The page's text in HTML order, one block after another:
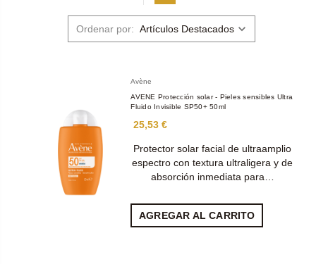
Ordenar por:
Avène
AVENE Protección solar - Pieles sensibles Ultra
Fluido Invisible SP50+ 50ml
25,53 €
Protector solar facial de ultraamplio
espectro con textura ultraligera y de
absorción inmediata para…
AGREGAR AL CARRITO